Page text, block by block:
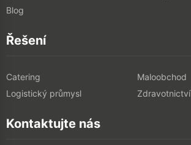
Blog
Řešení
Catering
Maloobchod
Logistický průmysl
Zdravotnictví
Kontaktujte nás